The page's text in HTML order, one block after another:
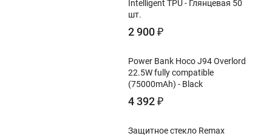
Intelligent TPU - Глянцевая 50
шт.
2 900₽
Power Bank Hoco J94 Overlord
22.5W fully compatible
(75000mAh) - Black
4 392₽
Защитное стекло Remax